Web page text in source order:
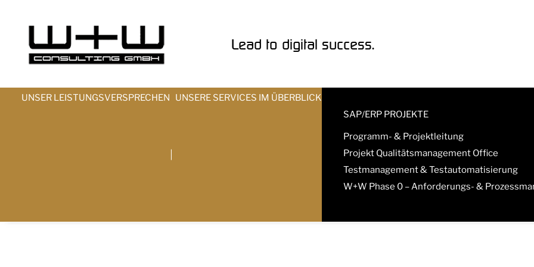
Lead to digital success.
UNSER LEISTUNGSVERSPRECHEN
UNSERE SERVICES IM ÜBERBLICK
SAP/ERP PROJEKTE
Programm- & Projektleitung
Projekt Qualitätsmanagement Office
Testmanagement & Testautomatisierung
W+W Phase 0 – Anforderungs- &